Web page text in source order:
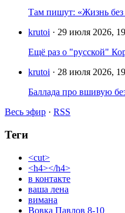
Там пишут: «Жизнь без
krutoi · 29 июля 2026,
Ещё раз о "русской"
krutoi · 28 июля 2026,
Баллада про вшивую
Весь эфир · RSS
Теги
<cut>
<h4></h4>
в контакте
ваша лена
вимана
Вовка Павлов 8-10